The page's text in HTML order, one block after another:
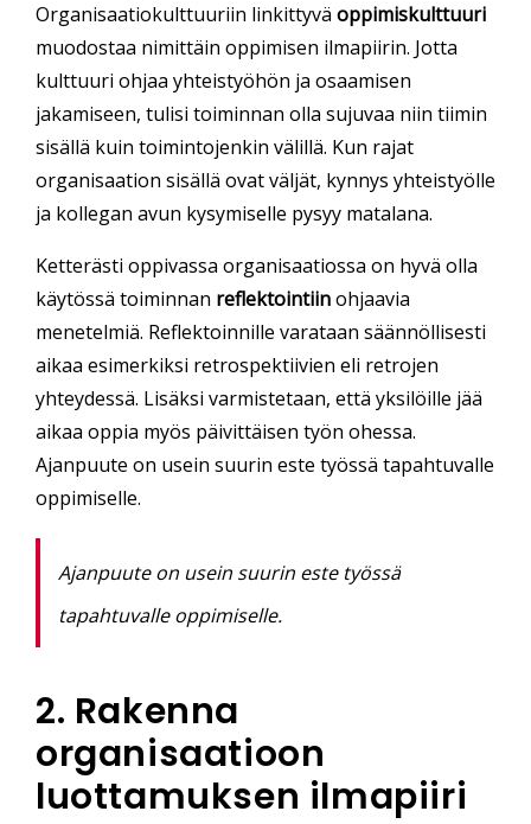
Organisaatiokulttuuriin linkittyvä oppimiskulttuuri
muodostaa nimittäin oppimisen ilmapiirin. Jotta
kulttuuri ohjaa yhteistyöhön ja osaamisen
jakamiseen, tulisi toiminnan olla sujuvaa niin tiimin
sisällä kuin toimintojenkin välillä. Kun rajat
organisaation sisällä ovat väljät, kynnys yhteistyölle
ja kollegan avun kysymiselle pysyy matalana.
Ketterästi oppivassa organisaatiossa on hyvä olla
käytössä toiminnan reflektointiinohjaavia
menetelmiä. Reflektoinnille varataan säännöllisesti
aikaa esimerkiksi retrospektiivien eli retrojen
yhteydessä. Lisäksi varmistetaan, että yksilöille jää
aikaa oppia myös päivittäisen työn ohessa.
Ajanpuute on usein suurin este työssä tapahtuvalle
oppimiselle.
Ajanpuute on usein suurin este työssä
tapahtuvalle oppimiselle.
2. Rakenna
organisaatioon
luottamuksen ilmapiiri